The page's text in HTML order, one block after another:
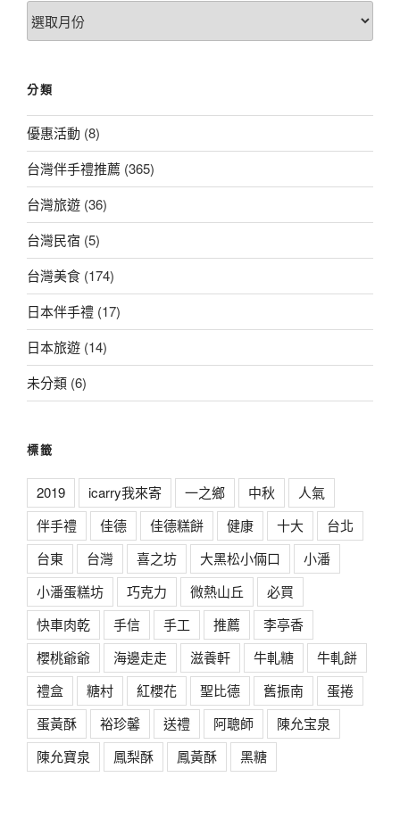
文
章
分類
優惠活動 (8)
台灣伴手禮推薦 (365)
台灣旅遊 (36)
台灣民宿 (5)
台灣美食 (174)
日本伴手禮 (17)
日本旅遊 (14)
未分類 (6)
標籤
2019 icarry我來寄 一之鄉 中秋
人氣
伴手禮
佳德 佳德糕餅 健康 十大
台北
台東
台灣 喜之坊 大黑松小倆口
小潘
小潘蛋糕坊
巧克力 微熱山丘
必買
快車肉乾
手信 手工 推薦
李亭香
櫻桃爺爺
海邊走走 滋養軒 牛軋糖
牛軋餅
禮盒
糖村 紅櫻花 聖比德 舊振南
蛋捲
蛋黃酥
裕珍馨 送禮 阿聰師
陳允宝泉
陳允寶泉
鳳梨酥 鳳黃酥 黑糖